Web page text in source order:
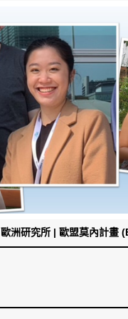
歐洲研究所 | 歐盟莫內計畫